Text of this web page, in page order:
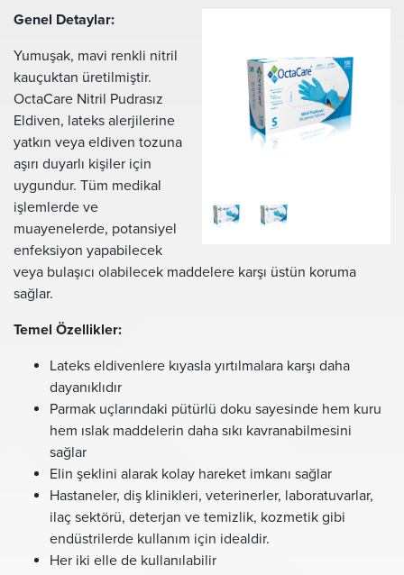
Genel Detaylar:
Yumuşak, mavi renkli nitril
kauçuktan üretilmiştir.
OctaCare Nitril Pudrasız
Eldiven, lateks alerjilerine
yatkın veya eldiven tozuna
aşırı duyarlı kişiler için
uygundur. Tüm medikal
işlemlerde ve
muayenelerde, potansiyel
enfeksiyon yapabilecek
veya bulaşıcı olabilecek maddelere karşı üstün koruma
sağlar.
Temel Özellikler:
Lateks eldivenlere kıyasla yırtılmalara karşı daha
dayanıklıdır
Parmak uçlarındaki pütürlü doku sayesinde hem kuru
hem ıslak maddelerin daha sıkı kavranabilmesini
sağlar
Elin şeklini alarak kolay hareket imkanı sağlar
Hastaneler, diş klinikleri, veterinerler, laboratuvarlar,
ilaç sektörü, deterjan ve temizlik, kozmetik gibi
endüstrilerde kullanım için idealdir.
Her iki elle de kullanılabilir